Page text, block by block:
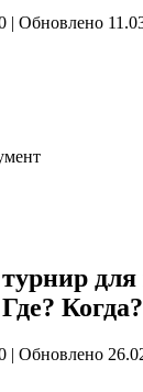
Обновлено
для
| Обновлено